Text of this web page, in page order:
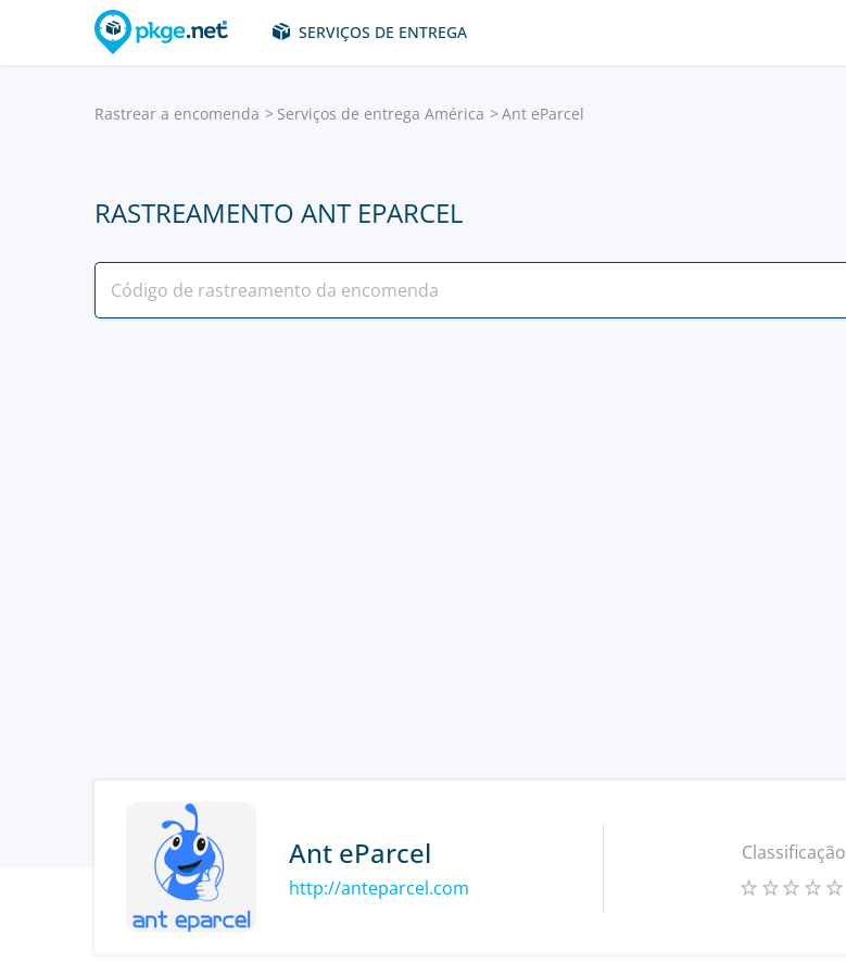
SERVIÇOS DE ENTREGA
Rastrear a encomenda Serviços de entrega América Ant eParcel
RASTREAMENTO ANT EPARCEL
Ant eParcel
http://anteparcel.com
Classificação